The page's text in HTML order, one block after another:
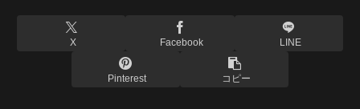
X Facebook LINE
Pinterest コピー